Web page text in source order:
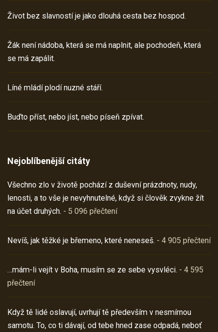
Život bez slavností je jako dlouhá cesta bez hospod.
Žák není nádoba, která se má naplnit, ale pochodeň, která
se má zapálit.
Líné mládí plodí nuzné stáří.
Buďto příst, nebo jíst, nebo píseň zpívat.
Nejoblíbenější citáty
Všechno zlo v životě pochází z duševní prázdnoty, nudy,
lenosti, a to vše je nevyhnutelné, když si člověk zvykne žít
na účet druhých. - 5 096 přečtení
Nevíš, jak těžké je břemeno, které neneseš. - 4 905 přečtení
…mám-li vejít v Boha, musím se ze sebe vysvléci. - 4 595
přečtení
Když tě lidé oslavují, uvrhují tě především v nesmírnou
samotu. To, co ti dávají, od tebe hned zase odpadá, neboť